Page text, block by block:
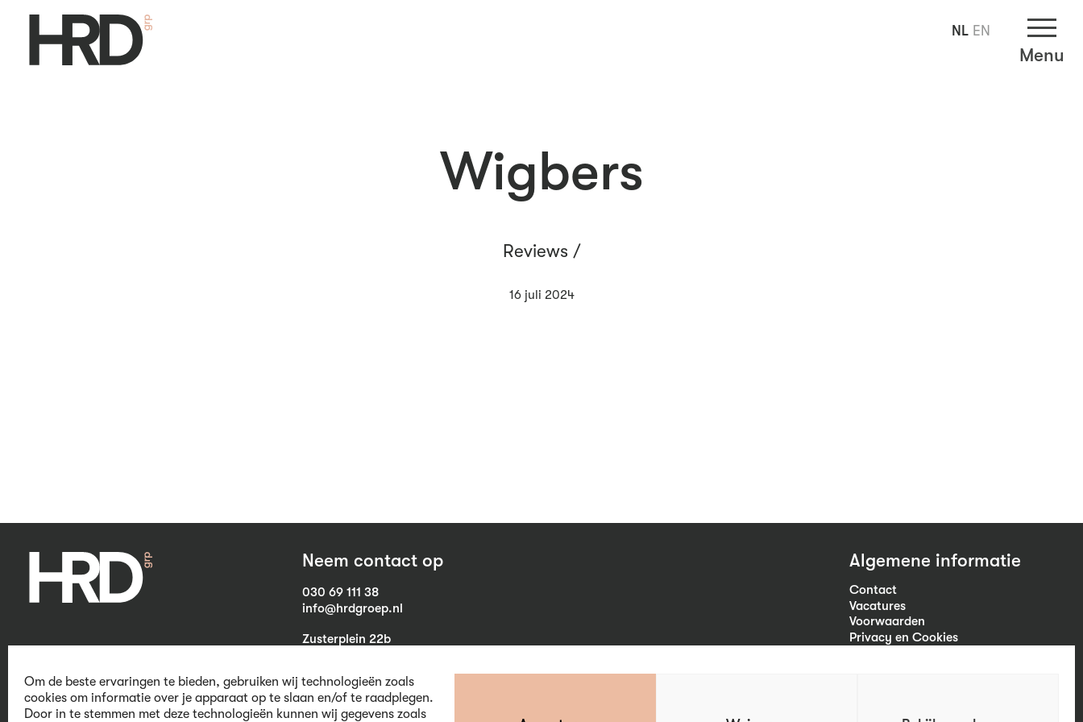
Om de beste ervaringen te bieden, gebruiken wij technologieën zoals
cookies om informatie over je apparaat op te slaan en/of te raadplegen.
Door in te stemmen met deze technologieën kunnen wij gegevens zoals
Menu
Wigbers
Reviews /
16 juli 2024
Neem contact op
030 69 111 38
info@hrdgroep.nl
Zusterplein 22b
Algemene informatie
Contact
Vacatures
Voorwaarden
Privacy en Cookies
Volg ons
NL EN